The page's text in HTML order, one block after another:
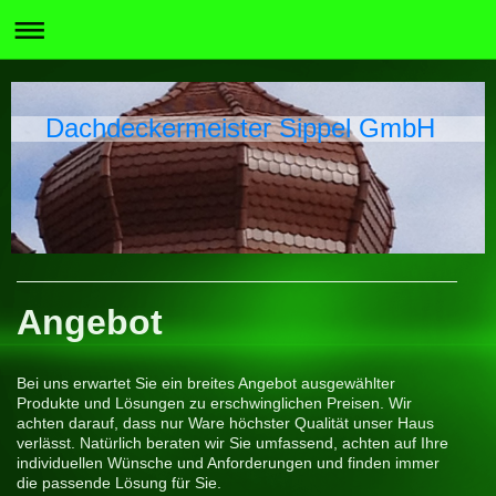
Dachdeckermeister Sippel GmbH
Angebot
Bei uns erwartet Sie ein breites Angebot ausgewählter
Produkte und Lösungen zu erschwinglichen Preisen. Wir
achten darauf, dass nur Ware höchster Qualität unser Haus
verlässt. Natürlich beraten wir Sie umfassend, achten auf Ihre
individuellen Wünsche und Anforderungen und finden immer
die passende Lösung für Sie.